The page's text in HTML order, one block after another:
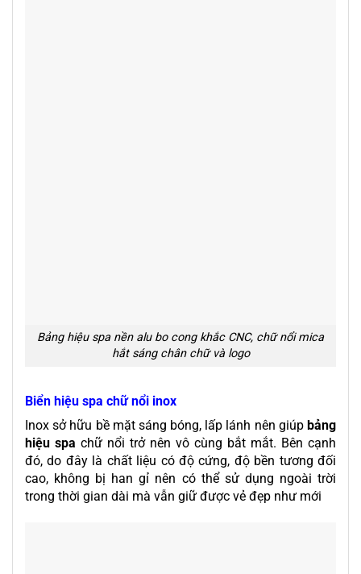
Bảng hiệu spa nền alu bo cong khắc CNC, chữ nổi mica
hắt sáng chân chữ và logo
Biển hiệu spa chữ nổi inox
Inox sở hữu bề mặt sáng bóng, lấp lánh nên giúp bảng
hiệu spa chữ nổi trở nên vô cùng bắt mắt. Bên cạnh
đó, do đây là chất liệu có độ cứng, độ bền tương đối
cao, không bị han gỉ nên có thể sử dụng ngoài trời
trong thời gian dài mà vẫn giữ được vẻ đẹp như mới